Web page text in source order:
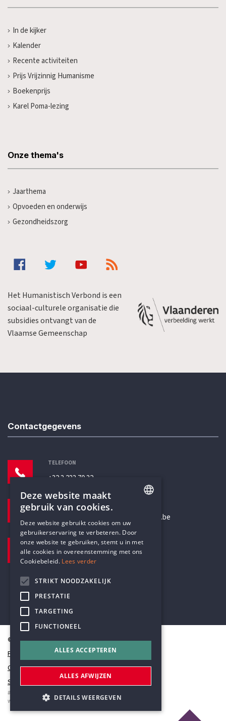
In de kijker
Kalender
Recente activiteiten
Prijs Vrijzinnig Humanisme
Boekenprijs
Karel Poma-lezing
Onze thema's
Jaarthema
Opvoeden en onderwijs
Gezondheidszorg
Het Humanistisch Verbond is een
sociaal-culturele organisatie die
subsidies ontvangt van de
Vlaamse Gemeenschap
Contactgegevens
TELEFOON
+32 3 233 70 32
E-MAILADRES
secretariaat@humanistischverbond.be
BEZOEKADRES
Pottenbrug 4
Antwerpen, 2000
© Humanistisch Verbond 2026
Privacy
Cookiestatement
Sitemap
#codedwithlove byCodelines
webapplicaties,mobiele apps& maatwerk websites
DUTCH
Deze website maakt
gebruik van cookies.
Deze website gebruikt cookies om uw
gebruikerservaring te verbeteren. Door
onze website te gebruiken, stemt u in met
alle cookies in overeenstemming met ons
Cookiebeleid. Lees verder
STRIKT NOODZAKELIJK
PRESTATIE
TARGETING
FUNCTIONEEL
ALLES ACCEPTEREN
ALLES AFWIJZEN
DETAILS WEERGEVEN